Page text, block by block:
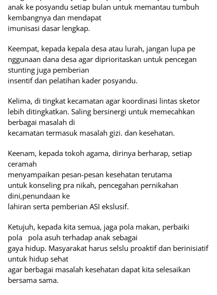
anak ke posyandu setiap bulan untuk memantau tumbuh
kembangnya dan mendapat
imunisasi dasar lengkap.
Keempat, kepada kepala desa atau lurah, jangan lupa pe
nggunaan dana desa agar diprioritaskan untuk pencegan
stunting juga pemberian
insentif dan pelatihan kader posyandu.
Kelima, di tingkat kecamatan agar koordinasi lintas sketor
lebih ditingkatkan. Saling bersinergi untuk memecahkan
berbagai masalah di
kecamatan termasuk masalah gizi. dan kesehatan.
Keenam, kepada tokoh agama, dirinya berharap, setiap
ceramah
menyampaikan pesan-pesan kesehatan terutama
untuk konseling pra nikah, pencegahan pernikahan
dini,penundaan ke
lahiran serta pemberian ASI ekslusif.
Ketujuh, kepada kita semua, jaga pola makan, perbaiki
pola
pola asuh terhadap anak sebagai
gaya hidup. Masyarakat harus selslu proaktif dan berinisiatif
untuk hidup sehat
agar berbagai masalah kesehatan dapat kita selesaikan
bersama sama.